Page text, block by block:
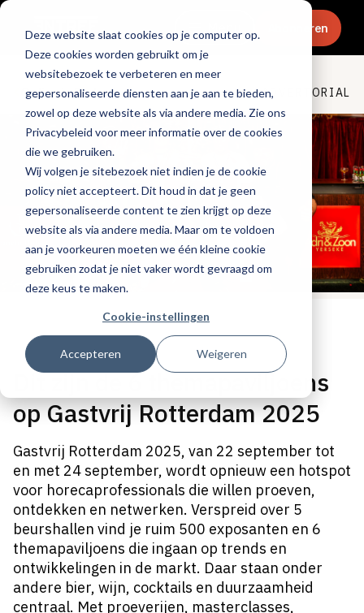
Deze website slaat cookies op je computer op.
Deze cookies worden gebruikt om je
websitebezoek te verbeteren en meer
gepersonaliseerde diensten aan je aan te bieden,
zowel op deze website als via andere media. Zie ons
Privacybeleid voor meer informatie over de cookies
die we gebruiken.
Wij volgen je sitebezoek niet indien je de cookie
policy niet accepteert. Dit houd in dat je geen
gepersonaliseerde content te zien krijgt op deze
website als via andere media. Maar om te voldoen
aan je voorkeuren moeten we één kleine cookie
gebruiken zodat je niet vaker wordt gevraagd om
deze keus te maken.
Cookie-instellingen
Accepteren Weigeren
Menu Abonneren
Culinair & chefs ADVERTORIAL
promotioneel,evenementen
Gepubliceerd op: 8 september 2025
Dit zijn de 6 themapaviljoens
op Gastvrij Rotterdam 2025
Gastvrij Rotterdam 2025, van 22 september tot
en met 24 september, wordt opnieuw een hotspot
voor horecaprofessionals die willen proeven,
ontdekken en netwerken. Verspreid over 5
beurshallen vind je ruim 500 exposanten en 6
themapaviljoens die ingaan op trends en
ontwikkelingen in de markt. Daar staan onder
andere bier, wijn, cocktails en duurzaamheid
centraal. Met proeverijen, masterclasses,